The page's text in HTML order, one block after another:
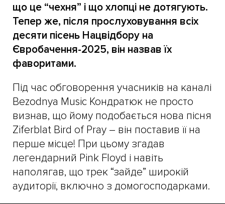
що це “чехня” і що хлопці не дотягують.
Тепер же, після прослуховування всіх
десяти пісень Нацвідбору на
Євробачення-2025, він назвав їх
фаворитами.
Під час обговорення учасників на каналі
Bezodnya Music Кондратюк не просто
визнав, що йому подобається нова пісня
Ziferblat Bird of Pray – він поставив її на
перше місце! При цьому згадав
легендарний Pink Floyd і навіть
наполягав, що трек “зайде” широкій
аудиторії, включно з домогосподарками.